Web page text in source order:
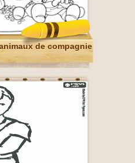
de compagnie